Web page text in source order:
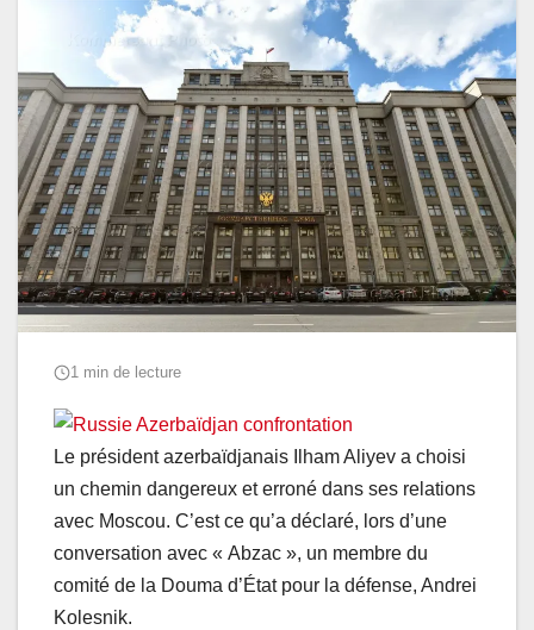
1 min de lecture
Le président azerbaïdjanais Ilham Aliyev a choisi
un chemin dangereux et erroné dans ses relations
avec Moscou. C’est ce qu’a déclaré, lors d’une
conversation avec « Abzac », un membre du
comité de la Douma d’État pour la défense, Andrei
Kolesnik.